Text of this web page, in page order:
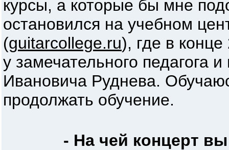
курсы, a которые бы мне
остановился на учебном
(guitarcollege.ru), где в конце
у замечательного педагога
Ивановича Руднева.
продолжать обучение.
- На чей концерт